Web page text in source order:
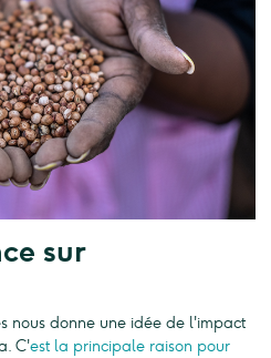
sur
nous donne une idée de l'impact
C'est la principale raison pour